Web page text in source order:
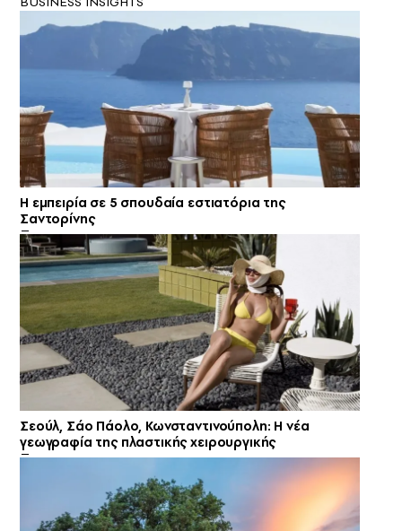
Η εμπειρία σε 5 σπουδαία εστιατόρια της
Σαντορίνης
Σεούλ, Σάο Πάολο, Κωνσταντινούπολη: Η νέα
γεωγραφία της πλαστικής χειρουργικής